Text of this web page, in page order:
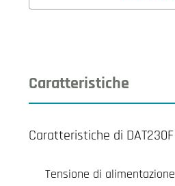
Caratteristiche
Caratteristiche di DAT230F
Tensione di alimentazione